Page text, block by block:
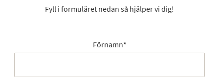
Fyll i formuläret nedan så hjälper vi dig!
Förnamn*